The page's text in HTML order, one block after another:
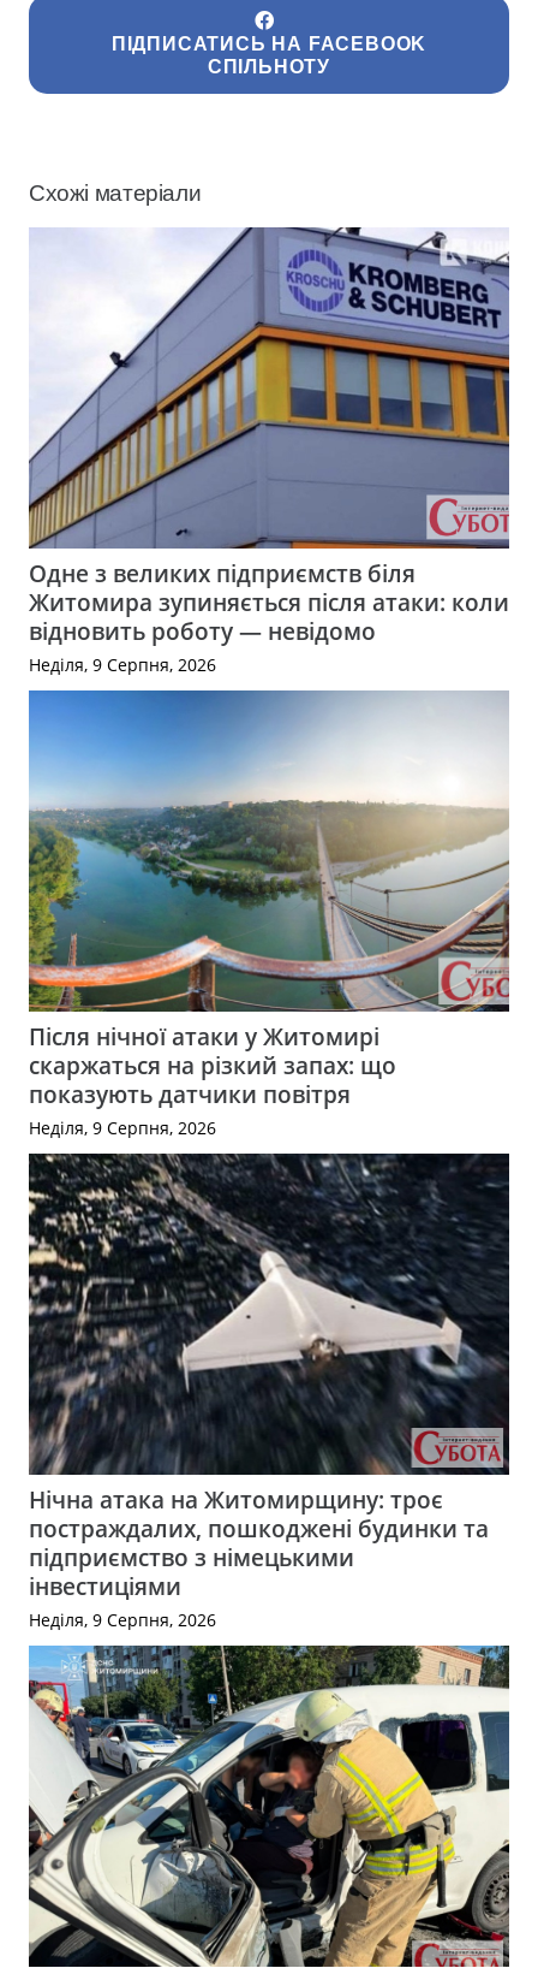
ПІДПИСАТИСЬ НА FACEBOOK
СПІЛЬНОТУ
Схожі матеріали
Одне з великих підприємств біля
Житомира зупиняється після атаки: коли
відновить роботу — невідомо
Неділя, 9 Серпня, 2026
Після нічної атаки у Житомирі
скаржаться на різкий запах: що
показують датчики повітря
Неділя, 9 Серпня, 2026
Нічна атака на Житомирщину: троє
постраждалих, пошкоджені будинки та
підприємство з німецькими
інвестиціями
Неділя, 9 Серпня, 2026